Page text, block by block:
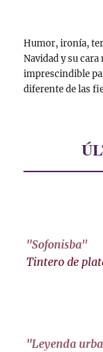
Humor, ironía,
Navidad y su
imprescindible
diferente de las
"Sofonisba"
Tintero de
"Leyenda